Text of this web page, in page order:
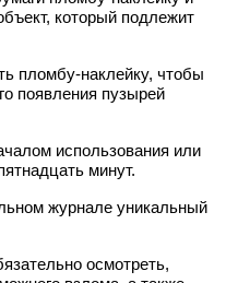
который подлежит
пломбу-наклейку, чтобы
появления пузырей
использования или
минут.
журнале уникальный
осмотреть,